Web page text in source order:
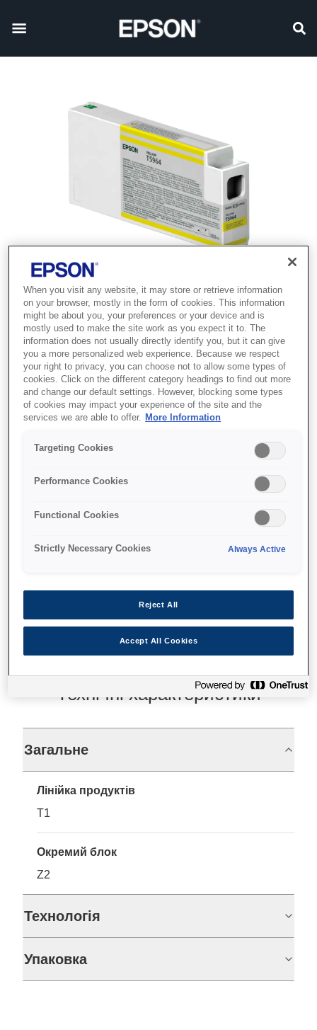
SKU:C13T596400
Singlepack Yellow
HDR 350 ml
Де купити
Технічні характеристики
Загальне
Лінійка продуктів
T1
Окремий блок
Z2
Технологія
Упаковка
When you visit any website, it may store or retrieve information
on your browser, mostly in the form of cookies. This information
might be about you, your preferences or your device and is
mostly used to make the site work as you expect it to. The
information does not usually directly identify you, but it can give
you a more personalized web experience. Because we respect
your right to privacy, you can choose not to allow some types of
cookies. Click on the different category headings to find out more
and change our default settings. However, blocking some types
of cookies may impact your experience of the site and the
services we are able to offer. More Information
Targeting Cookies
Performance Cookies
Functional Cookies
Strictly Necessary Cookies Always Active
Reject All
Accept All Cookies